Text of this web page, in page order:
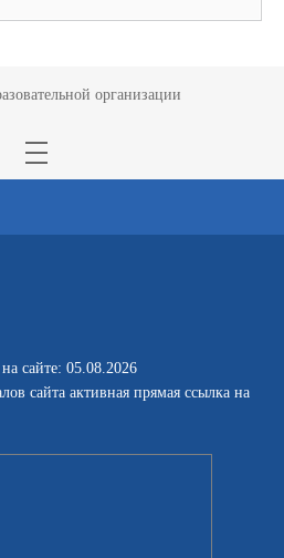
организации
сайте: 05.08.2026
сайта активная прямая ссылка на